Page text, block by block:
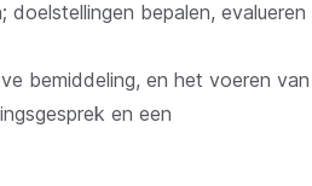
bepalen, evalueren
bemiddeling, en het voeren van
en een